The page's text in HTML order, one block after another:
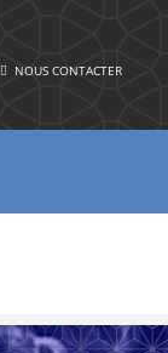
NOUS CONTACTER